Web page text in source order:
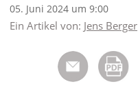
05. Juni 2024 um 9:00
Ein Artikel von: Jens Berger